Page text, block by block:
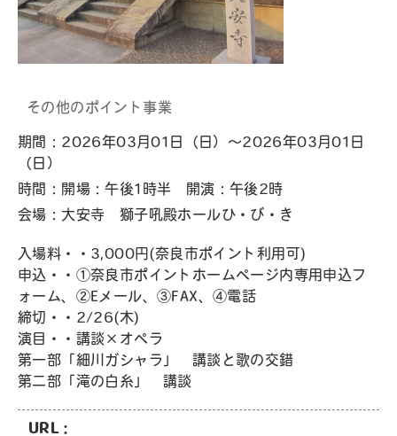
その他のポイント事業
期間：2026年03月01日（日）～2026年03月01日
（日）
時間：開場：午後1時半 開演：午後2時
会場：大安寺 獅子吼殿ホールひ・び・き
入場料・・3,000円(奈良市ポイント利用可)
申込・・①奈良市ポイントホームページ内専用申込フ
ォーム、②Eメール、③FAX、④電話
締切・・2/26(木)
演目・・講談×オペラ
第一部「細川ガシャラ」 講談と歌の交錯
第二部「滝の白糸」 講談
URL：